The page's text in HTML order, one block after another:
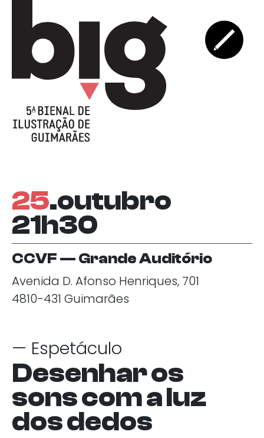
25.outubro
21h30
CCVF — Grande Auditório
Avenida D. Afonso Henriques, 701
4810-431 Guimarães
— Espetáculo
Desenhar os
sons com a luz
dos dedos